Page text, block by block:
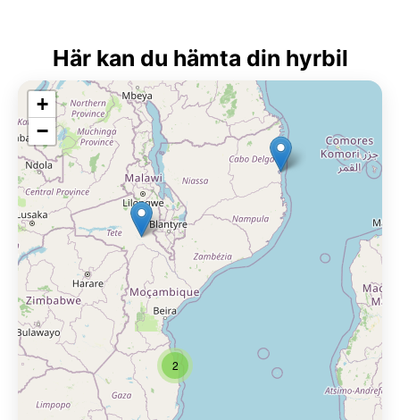
Här kan du hämta din hyrbil
2
+
−